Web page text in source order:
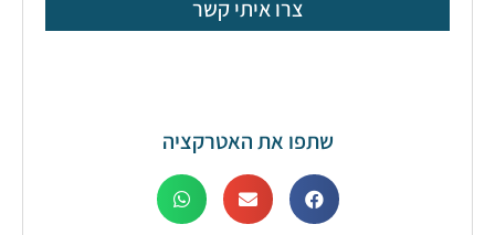
צרו איתי קשר
שתפו את האטרקציה